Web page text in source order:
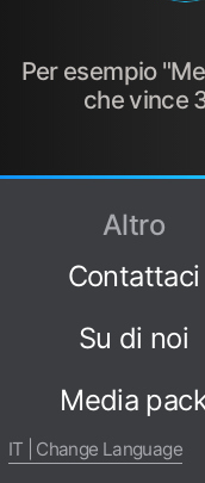
Per esempio
che vince
Altro
Contattaci
Su di noi
Media
IT | Change Language